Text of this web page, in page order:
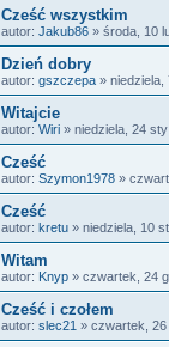
Cześć wszystkim
autor: Jakub86 » środa, 10
Dzień dobry
autor: gszczepa » niedziela,
Witajcie
autor: Wiri » niedziela, 24
Cześć
autor: Szymon1978 »
Cześć
autor: kretu » niedziela, 10
Witam
autor: Knyp » czwartek, 24
Cześć i czołem
autor: slec21 » czwartek, 26